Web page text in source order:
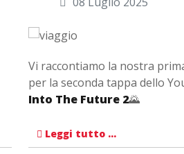
Vi raccontiamo la nostra
per la seconda tappa dello
Into The Future 2🌄
Leggi tutto …